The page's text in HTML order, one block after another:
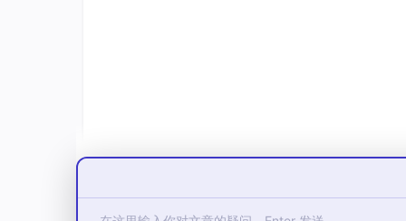
现在三方面：